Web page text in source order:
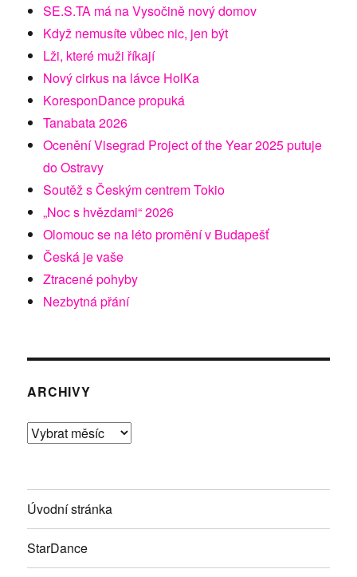
SE.S.TA má na Vysočině nový domov
Když nemusíte vůbec nic, jen být
Lži, které muži říkají
Nový cirkus na lávce HolKa
KoresponDance propuká
Tanabata 2026
Ocenění Visegrad Project of the Year 2025 putuje
do Ostravy
Soutěž s Českým centrem Tokio
„Noc s hvězdami“ 2026
Olomouc se na léto promění v Budapešť
Česká je vaše
Ztracené pohyby
Nezbytná přání
ARCHIVY
Archivy
Úvodní stránka
StarDance